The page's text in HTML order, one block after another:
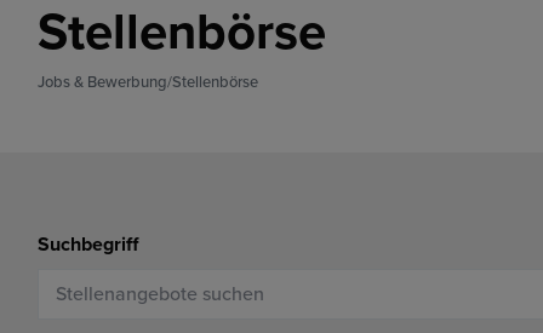
Alles über Diehl
Karrieremessen & Events
Azubis & Schüler
Ausbildung
Stellenbörse
Bewerbungstipps FAQ
Stellenbörse
Jobs & Bewerbung Stellenbörse
Suchbegriff